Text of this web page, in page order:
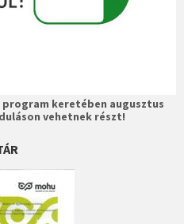
keretében augusztus
vehetnek részt!